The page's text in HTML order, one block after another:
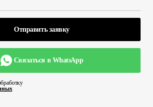
Отправить заявку
Связаться в WhatsApp